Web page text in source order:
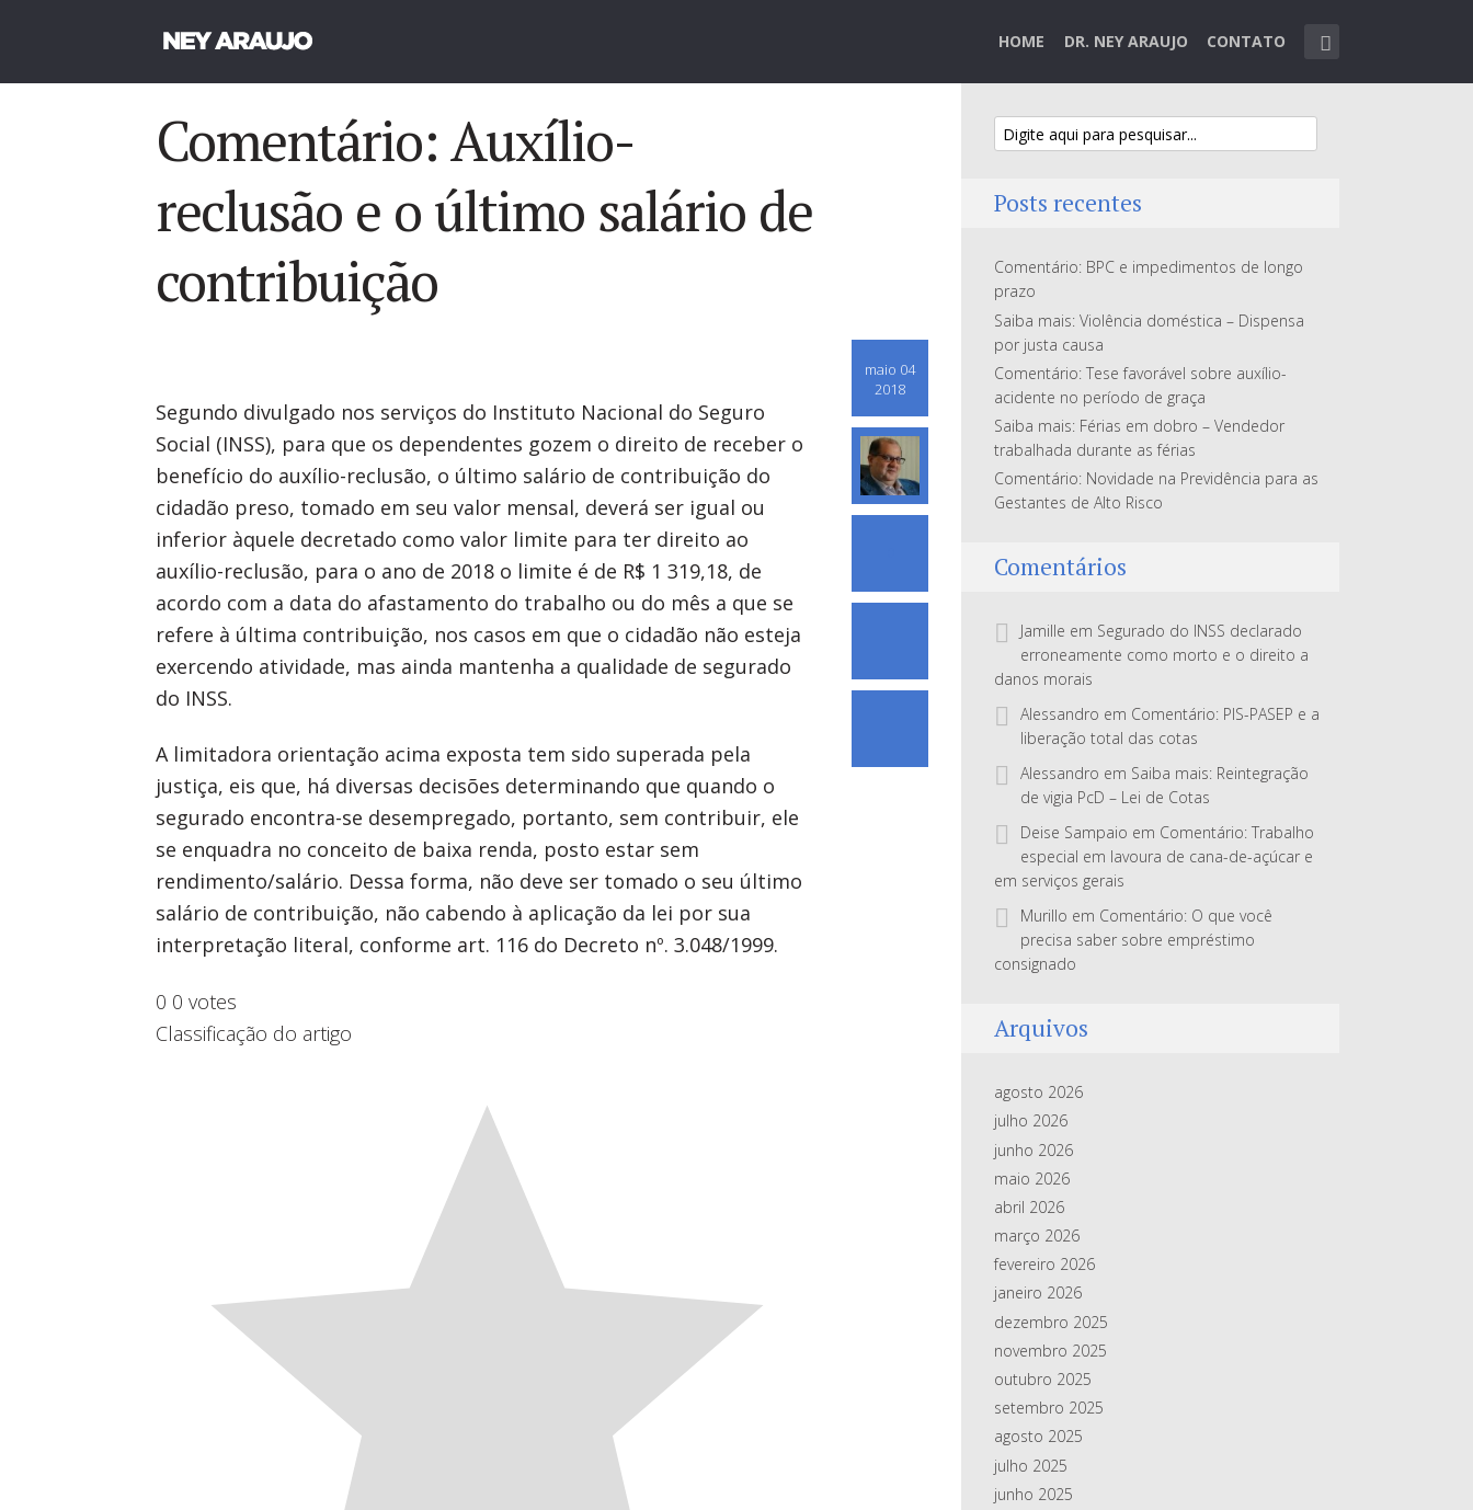
HOME DR. NEY ARAUJO CONTATO
Comentário: Auxílio-
reclusão e o último salário de
contribuição
maio 04
2018
Segundo divulgado nos serviços do Instituto Nacional do Seguro
Social (INSS), para que os dependentes gozem o direito de receber o
benefício do auxílio-reclusão, o último salário de contribuição do
cidadão preso, tomado em seu valor mensal, deverá ser igual ou
inferior àquele decretado como valor limite para ter direito ao
auxílio-reclusão, para o ano de 2018 o limite é de R$ 1 319,18, de
acordo com a data do afastamento do trabalho ou do mês a que se
refere à última contribuição, nos casos em que o cidadão não esteja
exercendo atividade, mas ainda mantenha a qualidade de segurado
do INSS.
A limitadora orientação acima exposta tem sido superada pela
justiça, eis que, há diversas decisões determinando que quando o
segurado encontra-se desempregado, portanto, sem contribuir, ele
se enquadra no conceito de baixa renda, posto estar sem
rendimento/salário. Dessa forma, não deve ser tomado o seu último
salário de contribuição, não cabendo à aplicação da lei por sua
interpretação literal, conforme art. 116 do Decreto nº. 3.048/1999.
0 0 votes
Classificação do artigo
Posts recentes
Comentário: BPC e impedimentos de longo
prazo
Saiba mais: Violência doméstica – Dispensa
por justa causa
Comentário: Tese favorável sobre auxílio-
acidente no período de graça
Saiba mais: Férias em dobro – Vendedor
trabalhada durante as férias
Comentário: Novidade na Previdência para as
Gestantes de Alto Risco
Comentários
Jamille em Segurado do INSS declarado
erroneamente como morto e o direito a
danos morais
Alessandro em Comentário: PIS-PASEP e a
liberação total das cotas
Alessandro em Saiba mais: Reintegração
de vigia PcD – Lei de Cotas
Deise Sampaio em Comentário: Trabalho
especial em lavoura de cana-de-açúcar e
em serviços gerais
Murillo em Comentário: O que você
precisa saber sobre empréstimo
consignado
Arquivos
agosto 2026
julho 2026
junho 2026
maio 2026
abril 2026
março 2026
fevereiro 2026
janeiro 2026
dezembro 2025
novembro 2025
outubro 2025
setembro 2025
agosto 2025
julho 2025
junho 2025